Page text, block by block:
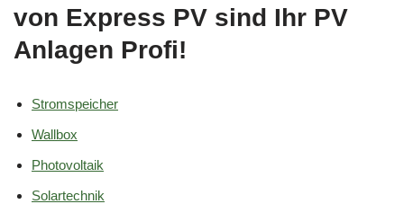
von Express PV sind Ihr PV
Anlagen Profi!
Stromspeicher
Wallbox
Photovoltaik
Solartechnik